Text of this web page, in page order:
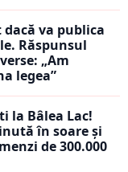
va publica
Răspunsul
„Am
legea”
la Bâlea Lac!
în soare și
de 300.000